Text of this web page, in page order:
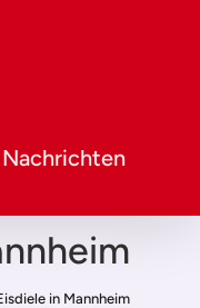
Nachrichten
in Mannheim